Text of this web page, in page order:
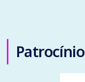
Patrocínio